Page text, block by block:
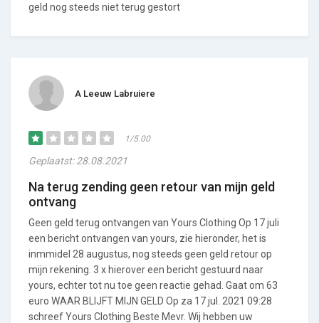
geld nog steeds niet terug gestort
A Leeuw Labruiere
1/5.00
Geplaatst: 28.08.2021
Na terug zending geen retour van mijn geld
ontvang
Geen geld terug ontvangen van Yours Clothing Op 17 juli
een bericht ontvangen van yours, zie hieronder, het is
inmmidel 28 augustus, nog steeds geen geld retour op
mijn rekening. 3 x hierover een bericht gestuurd naar
yours, echter tot nu toe geen reactie gehad. Gaat om 63
euro WAAR BLIJFT MIJN GELD Op za 17 jul. 2021 09:28
schreef Yours Clothing Beste Mevr. Wij hebben uw